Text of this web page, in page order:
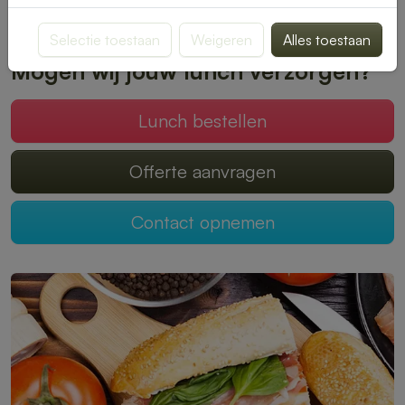
Plaats je bestelling online en geniet zonder zorgen van een
heerlijke lunch.
Mogen wij jouw lunch verzorgen?
Lunch bestellen
Offerte aanvragen
Contact opnemen
Selectie toestaan Weigeren Alles toestaan